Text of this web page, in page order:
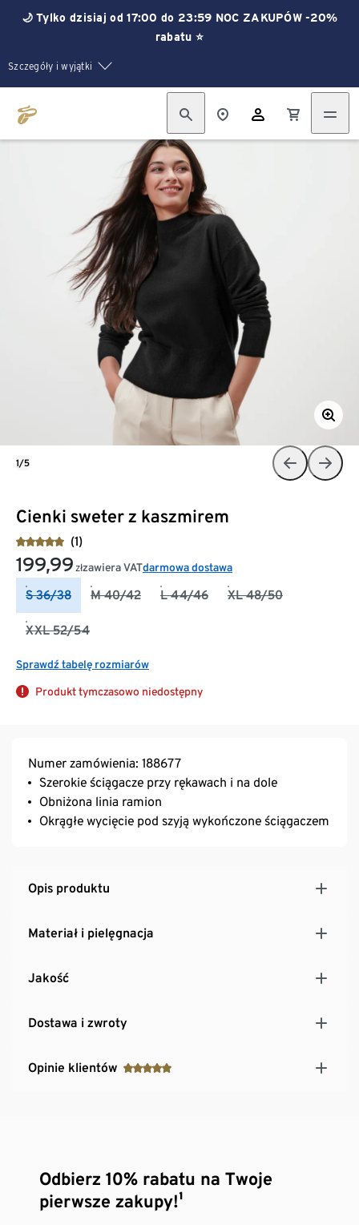
🌙 Tylko dzisiaj od 17:00 do 23:59 NOC ZAKUPÓW -20%
rabatu ⭐
Szczegóły i wyjątki
Cienki sweter z kaszmirem
(1)
199,99 złzawiera VATdarmowa dostawa
S 36/38 M 40/42 L 44/46 XL 48/50
XXL 52/54
Sprawdź tabelę rozmiarów
Produkt tymczasowo niedostępny
1/5
Numer zamówienia: 188677
Szerokie ściągacze przy rękawach i na dole
Obniżona linia ramion
Okrągłe wycięcie pod szyją wykończone ściągaczem
Opis produktu
Materiał i pielęgnacja
Jakość
Dostawa i zwroty
Opinie klientów
Odbierz 10% rabatu na Twoje
pierwsze zakupy!¹